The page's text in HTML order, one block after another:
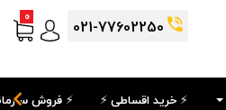
0
021-77602250
⚡️ خرید اقساطی ⚡️ ⚡️ فروش